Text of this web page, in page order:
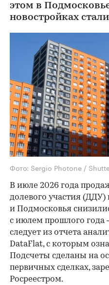
этом в
новостройках
Фото: Sergio Photone /
В июле 2026 года
долевого участия
и Подмосковья
с июлем прошлого года
следует из отчета
DataFlat, с которым
Подсчеты сделаны на
первичных сделках,
Росреестром.